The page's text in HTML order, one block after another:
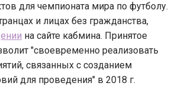
для чемпионата мира по футболу.
и лицах без гражданства,
на сайте кабмина. Принятое
"своевременно реализовать
связанных с созданием
для проведения" в 2018 г.